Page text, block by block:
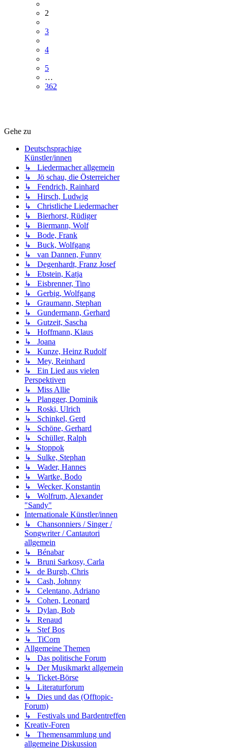
2
3
4
5
…
362
Gehe zu
Deutschsprachige
Künstler/innen
↳ Liedermacher allgemein
↳ Jö schau, die Österreicher
↳ Fendrich, Rainhard
↳ Hirsch, Ludwig
↳ Christliche Liedermacher
↳ Bierhorst, Rüdiger
↳ Biermann, Wolf
↳ Bode, Frank
↳ Buck, Wolfgang
↳ van Dannen, Funny
↳ Degenhardt, Franz Josef
↳ Ebstein, Katja
↳ Eisbrenner, Tino
↳ Gerbig, Wolfgang
↳ Graumann, Stephan
↳ Gundermann, Gerhard
↳ Gutzeit, Sascha
↳ Hoffmann, Klaus
↳ Joana
↳ Kunze, Heinz Rudolf
↳ Mey, Reinhard
↳ Ein Lied aus vielen
Perspektiven
↳ Miss Allie
↳ Plangger, Dominik
↳ Roski, Ulrich
↳ Schinkel, Gerd
↳ Schöne, Gerhard
↳ Schüller, Ralph
↳ Stoppok
↳ Sulke, Stephan
↳ Wader, Hannes
↳ Wartke, Bodo
↳ Wecker, Konstantin
↳ Wolfrum, Alexander
"Sandy"
Internationale Künstler/innen
↳ Chansonniers / Singer /
Songwriter / Cantautori
allgemein
↳ Bénabar
↳ Bruni Sarkosy, Carla
↳ de Burgh, Chris
↳ Cash, Johnny
↳ Celentano, Adriano
↳ Cohen, Leonard
↳ Dylan, Bob
↳ Renaud
↳ Stef Bos
↳ TiCorn
Allgemeine Themen
↳ Das politische Forum
↳ Der Musikmarkt allgemein
↳ Ticket-Börse
↳ Literaturforum
↳ Dies und das (Offtopic-
Forum)
↳ Festivals und Bardentreffen
Kreativ-Foren
↳ Themensammlung und
allgemeine Diskussion